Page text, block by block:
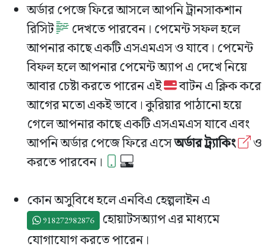
অর্ডার পেজে ফিরে আসলে আপনি ট্রানসাকশান
রিসিট
দেখতে পারবেন। পেমেন্ট সফল হলে
আপনার কাছে একটি এসএমএস ও যাবে। পেমেন্ট
বিফল হলে আপনার পেমেন্ট অ্যাপ এ দেখে নিয়ে
আবার চেষ্টা করতে পারেন এই
বাটন এ ক্লিক করে
আগের মতো একই ভাবে। কুরিয়ার পাঠানো হয়ে
গেলে আপনার কাছে একটি এসএমএস যাবে এবং
আপনি অর্ডার পেজে ফিরে এসেঅর্ডার ট্র্যাকিং
ও
করতে পারবেন।
কোন অসুবিধে হলে এনবিএ হেল্পলাইন এ
918272982876
হোয়াটসঅ্যাপ এর মাধ্যমে
যোগাযোগ করতে পারেন।